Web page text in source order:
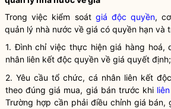
Trong việc kiểm soát giá độc quyền,
quản lý nhà nước về giá có quyền hạn và
1. Đình chỉ việc thực hiện giá hàng hoá,
nhân liên kết độc quyền về giá quyết định;
2. Yêu cầu tổ chức, cá nhân liên kết
theo đúng giá mua, giá bán trước khi
Trường hợp cần phải điều chỉnh giá bán,